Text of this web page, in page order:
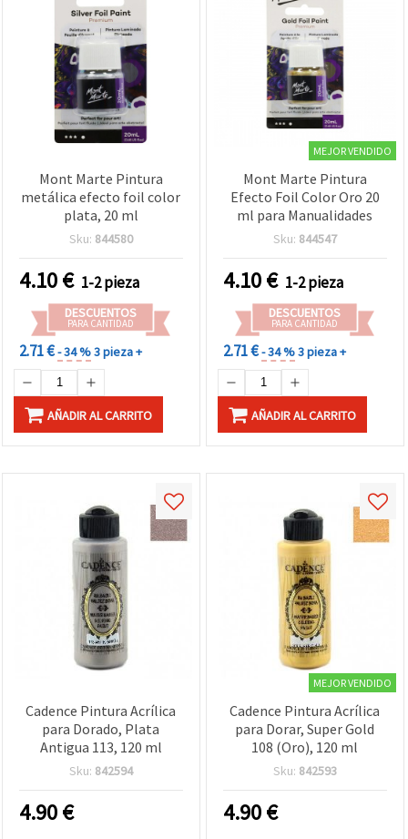
Mont Marte Pintura
metálica efecto foil color
plata, 20 ml
Sku: 844580
4.10€ 1-2 pieza
DESCUENTOS
PARA CANTIDAD
2.71 €- 34 %3 pieza +
AÑADIR AL CARRITO
MEJOR VENDIDO
Mont Marte Pintura
Efecto Foil Color Oro 20
ml para Manualidades
Sku: 844547
4.10€ 1-2 pieza
DESCUENTOS
PARA CANTIDAD
2.71 €- 34 %3 pieza +
AÑADIR AL CARRITO
Cadence Pintura Acrílica
para Dorado, Plata
Antigua 113, 120 ml
Sku: 842594
4.90€
MEJOR VENDIDO
Cadence Pintura Acrílica
para Dorar, Super Gold
108 (Oro), 120 ml
Sku: 842593
4.90€